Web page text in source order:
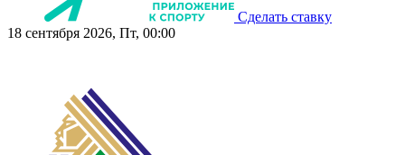
Сделать ставку
18 сентября 2026, Пт, 00:00